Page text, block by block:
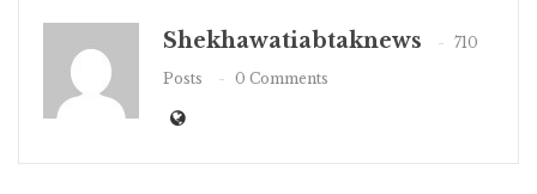
Shekhawatiabtaknews
710
Posts
0 Comments